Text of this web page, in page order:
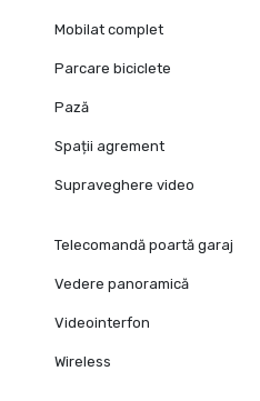
Mobilat complet
Parcare biciclete
Pază
Spații agrement
Supraveghere video
Telecomandă poartă garaj
Vedere panoramică
Videointerfon
Wireless